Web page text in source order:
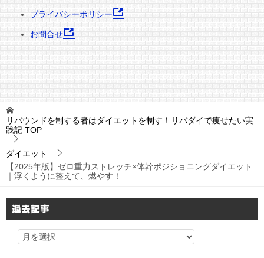
プライバシーポリシー
お問合せ
リバウンドを制する者はダイエットを制す！リバダイで痩せたい実
践記 TOP
ダイエット
【2025年版】ゼロ重力ストレッチ×体幹ポジショニングダイエット
｜浮くように整えて、燃やす！
過去記事